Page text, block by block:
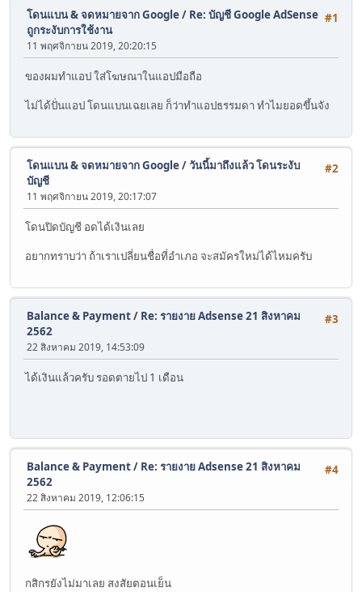
#1
โดนแบน & จดหมายจาก Google/ Re: บัญชี Google AdSense
ถูกระงับการใช้งาน
11 พฤศจิกายน 2019, 20:20:15
ของผมทำแอป ใส่โฆษณาในแอปมือถือ
ไม่ได้ปั่นแอป โดนแบนเฉยเลย ก็ว่าทำแอปธรรมดา ทำไมยอดขึ้นจัง
#2
โดนแบน & จดหมายจาก Google/วันนี้มาถึงแล้ว โดนระงับ
บัญชี
11 พฤศจิกายน 2019, 20:17:07
โดนปิดบัญชี อดได้เงินเลย
อยากทราบว่า ถ้าเราเปลี่ยนชื่อที่อำเภอ จะสมัครใหม่ได้ไหมครับ
#3
Balance & Payment/ Re: รายงาย Adsense 21 สิงหาคม
2562
22 สิงหาคม 2019, 14:53:09
ได้เงินแล้วครับ รอดตายไป 1 เดือน
#4
Balance & Payment/ Re: รายงาย Adsense 21 สิงหาคม
2562
22 สิงหาคม 2019, 12:06:15
กสิกรยังไม่มาเลย สงสัยตอนเย็น